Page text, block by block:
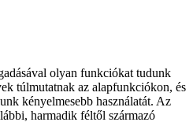
olyan funkciókat tudunk
túlmutatnak az alapfunkciókon, és
kényelmesebb használatát. Az
harmadik féltől származó